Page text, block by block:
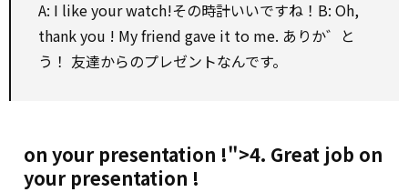
A: I like your watch!その時計いいですね！B: Oh,
thank you ! My friend gave it to me. ありか゛と
う！ 友達からのプレゼントなんです。
on your presentation !">4. Great job on
your presentation !